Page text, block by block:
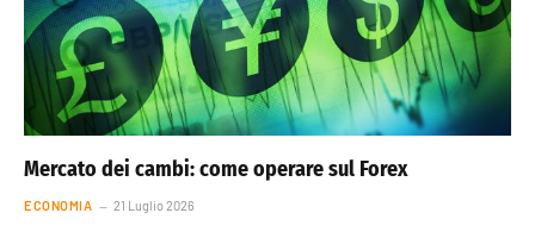
Mercato dei cambi: come operare sul Forex
ECONOMIA 21 Luglio 2026